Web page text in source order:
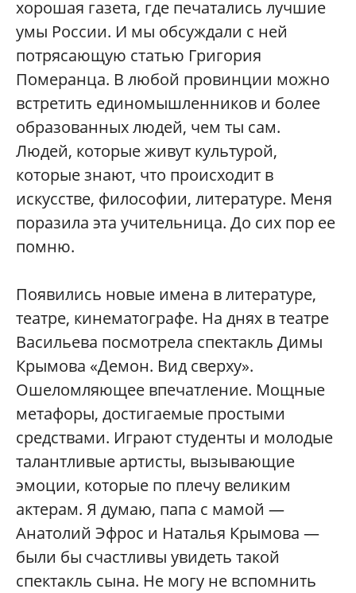
хорошая газета, где печатались лучшие
умы России. И мы обсуждали с ней
потрясающую статью Григория
Померанца. В любой провинции можно
встретить единомышленников и более
образованных людей, чем ты сам.
Людей, которые живут культурой,
которые знают, что происходит в
искусстве, философии, литературе. Меня
поразила эта учительница. До сих пор ее
помню.
Появились новые имена в литературе,
театре, кинематографе. На днях в театре
Васильева посмотрела спектакль Димы
Крымова «Демон. Вид сверху».
Ошеломляющее впечатление. Мощные
метафоры, достигаемые простыми
средствами. Играют студенты и молодые
талантливые артисты, вызывающие
эмоции, которые по плечу великим
актерам. Я думаю, папа с мамой —
Анатолий Эфрос и Наталья Крымова —
были бы счастливы увидеть такой
спектакль сына. Не могу не вспомнить